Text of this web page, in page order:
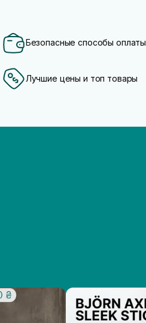
Безопасные способы оплаты
Лучшие цены и топ товары